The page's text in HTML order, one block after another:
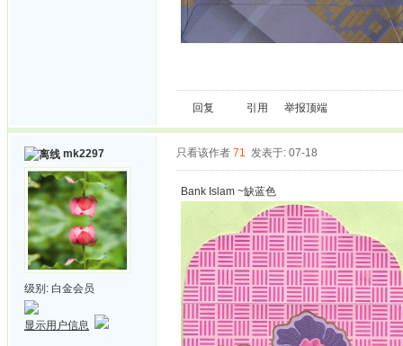
回复 引用 举报顶端
mk2297
级别: 白金会员
显示用户信息
只看该作者 71 发表于: 07-18
Bank Islam ~缺蓝色